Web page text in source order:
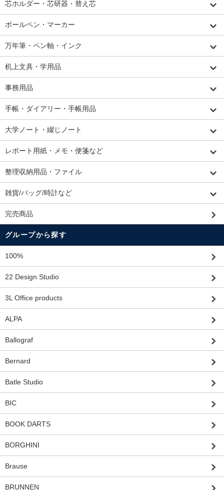
芯ホルダー・芯研器・替え芯
ボールペン・マーカー
万年筆・ペン軸・インク
机上文具・学用品
事務用品
手帳・ダイアリー・手帳用品
大学ノート・綴じノート
レポート用紙・メモ・便箋など
整理収納用品・ファイル
雑貨/バッグ/時計など
完売商品
グループから探す
100%
22 Design Studio
3L Office products
ALPA
Ballograf
Bernard
Batle Studio
BIC
BOOK DARTS
BORGHINI
Brause
BRUNNEN